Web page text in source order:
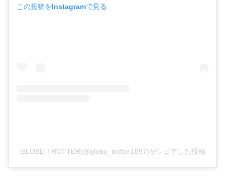
この投稿をInstagramで見る
GLOBE-TROTTER(@globe_trotter1897)がシェアした投稿